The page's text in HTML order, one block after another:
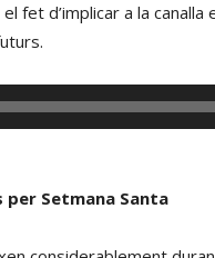
fet d’implicar a la
Setmana Santa